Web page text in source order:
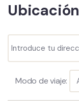
Ubicación
Modo de viaje: